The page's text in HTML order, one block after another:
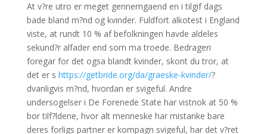
At v?re utro er meget gennemgaend en i tilgif dags
bade bland m?nd og kvinder. Fuldfort alkotest i England
viste, at rundt 10 % af befolkningen havde aldeles
sekund?r alfader end som ma troede. Bedrageri
foregar for det ogsa blandt kvinder, skont du tror, at
det er s https://getbride.org/da/graeske-kvinder/?
dvanligvis m?nd, hvordan er svigeful. Andre
undersogelser i De Forenede State har vistnok at 50 %
bor tilf?ldene, hvor alt menneske har mistanke bare
deres forligs partner er kompagn svigeful, har det v?ret